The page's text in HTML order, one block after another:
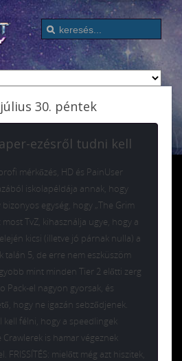
30. péntek
ezésről tudni kell
mérkőzés, HD és PainUser
iskolapéldája annak, hogy
egység, hogy „The Grim
most TvZ, kihasználja ugye, hogy a
kicsi (illetve jó párnak nulla) a
talán 5, de erre nem eszküszöm
mint minden Tier 2 előtti zerg
Pack-el nagyon gyorsak, és
hogy ne igazán sebződjenek.
kell félni, hogy a speedlingek
is hamar végeznek
FRISSÍTÉS: mielőtt még azt hiszitek,